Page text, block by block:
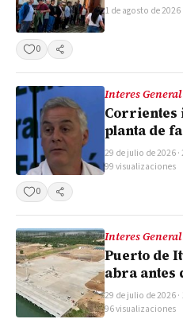
1 de agosto de 2026
0 Compartir
Interes General
Corrientes
planta de
29 de julio de 2026 ·
99 visualizaciones
0
Compartir
Interes General
Puerto de
abra antes
29 de julio de 2026 ·
96 visualizaciones